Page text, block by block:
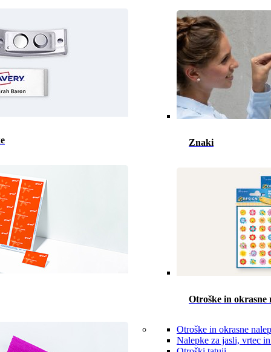
Znaki
Otroške in okrasne
Otroške in okrasne
Nalepke za jasli, vrtec